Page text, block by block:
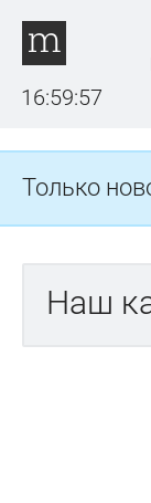
16:59:57
Только
Наш